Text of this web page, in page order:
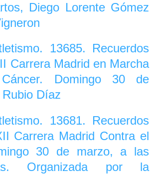
Diego Lorente Gómez
13685. Recuerdos
Carrera Madrid en Marcha
Domingo 30 de
Díaz
13681. Recuerdos
Carrera Madrid Contra el
30 de marzo, a las
Organizada por la